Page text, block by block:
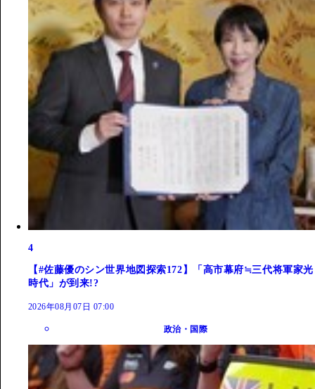
4
【#佐藤優のシン世界地図探索172】「高市幕府≒三代将軍家光
時代」が到来!?
2026年08月07日 07:00
政治・国際